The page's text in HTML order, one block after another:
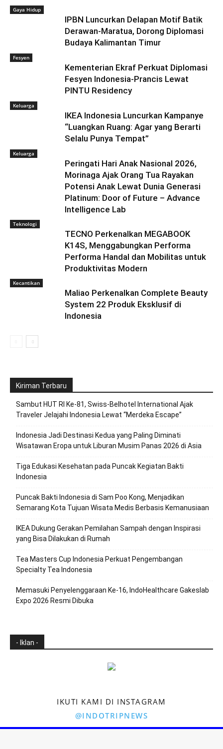
Gaya Hidup
IPBN Luncurkan Delapan Motif Batik
Derawan-Maratua, Dorong Diplomasi
Budaya Kalimantan Timur
Fesyen
Kementerian Ekraf Perkuat Diplomasi
Fesyen Indonesia-Prancis Lewat
PINTU Residency
Keluarga
IKEA Indonesia Luncurkan Kampanye
“Luangkan Ruang: Agar yang Berarti
Selalu Punya Tempat”
Keluarga
Peringati Hari Anak Nasional 2026,
Morinaga Ajak Orang Tua Rayakan
Potensi Anak Lewat Dunia Generasi
Platinum: Door of Future – Advance
Intelligence Lab
Teknologi
TECNO Perkenalkan MEGABOOK
K14S, Menggabungkan Performa
Performa Handal dan Mobilitas untuk
Produktivitas Modern
Kecantikan
Maliao Perkenalkan Complete Beauty
System 22 Produk Eksklusif di
Indonesia
Kiriman Terbaru
Sambut HUT RI Ke-81, Swiss-Belhotel International Ajak
Traveler Jelajahi Indonesia Lewat “Merdeka Escape”
Indonesia Jadi Destinasi Kedua yang Paling Diminati
Wisatawan Eropa untuk Liburan Musim Panas 2026 di Asia
Tiga Edukasi Kesehatan pada Puncak Kegiatan Bakti
Indonesia
Puncak Bakti Indonesia di Sam Poo Kong, Menjadikan
Semarang Kota Tujuan Wisata Medis Berbasis Kemanusiaan
IKEA Dukung Gerakan Pemilahan Sampah dengan Inspirasi
yang Bisa Dilakukan di Rumah
Tea Masters Cup Indonesia Perkuat Pengembangan
Specialty Tea Indonesia
Memasuki Penyelenggaraan Ke-16, IndoHealthcare Gakeslab
Expo 2026 Resmi Dibuka
- Iklan -
IKUTI KAMI DI INSTAGRAM
@INDOTRIPNEWS